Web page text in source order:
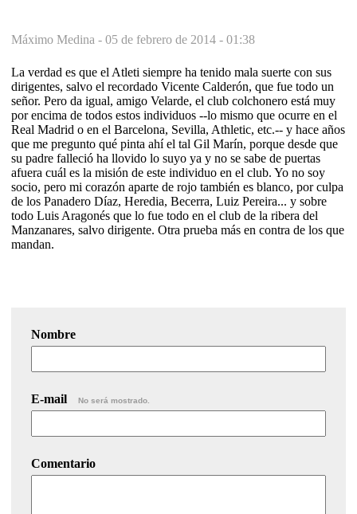
Máximo Medina - 05 de febrero de 2014 - 01:38
La verdad es que el Atleti siempre ha tenido mala suerte con sus
dirigentes, salvo el recordado Vicente Calderón, que fue todo un
señor. Pero da igual, amigo Velarde, el club colchonero está muy
por encima de todos estos individuos --lo mismo que ocurre en el
Real Madrid o en el Barcelona, Sevilla, Athletic, etc.-- y hace años
que me pregunto qué pinta ahí el tal Gil Marín, porque desde que
su padre falleció ha llovido lo suyo ya y no se sabe de puertas
afuera cuál es la misión de este individuo en el club. Yo no soy
socio, pero mi corazón aparte de rojo también es blanco, por culpa
de los Panadero Díaz, Heredia, Becerra, Luiz Pereira... y sobre
todo Luis Aragonés que lo fue todo en el club de la ribera del
Manzanares, salvo dirigente. Otra prueba más en contra de los que
mandan.
Nombre
E-mail No será mostrado.
Comentario